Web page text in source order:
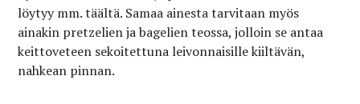
löytyy mm. täältä. Samaa ainesta tarvitaan myös
ainakin pretzelien ja bagelien teossa, jolloin se antaa
keittoveteen sekoitettuna leivonnaisille kiiltävän,
nahkean pinnan.